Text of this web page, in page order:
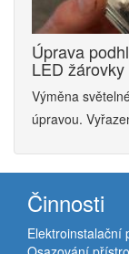
Úprava
LED žárovky
Výměna
úpravou.
Činnosti
Elektroinstalační